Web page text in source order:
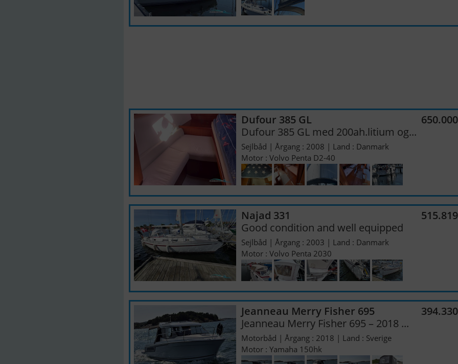
Dufour 385 GL
Dufour 385 GL med 200ah.litium og...
Sejlbåd | Årgang : 2008 | Land : Danmark
Motor : Volvo Penta D2-40
Najad 331
Good condition and well equipped
Sejlbåd | Årgang : 2003 | Land : Danmark
Motor : Volvo Penta 2030
Jeanneau Merry Fisher 695
Jeanneau Merry Fisher 695 – 2018 ...
Motorbåd | Årgang : 2018 | Land : Sverige
Motor : Yamaha 150hk